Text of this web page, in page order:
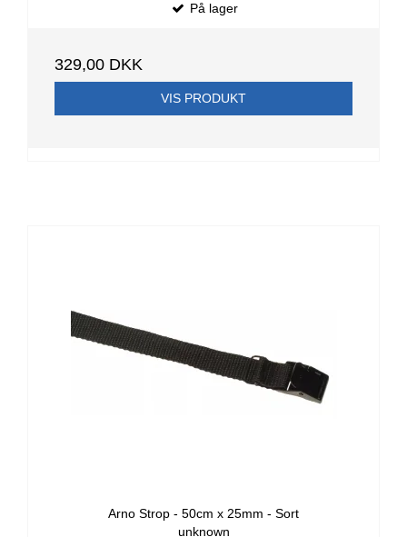
På lager
329,00 DKK
VIS PRODUKT
Arno Strop - 50cm x 25mm - Sort
unknown